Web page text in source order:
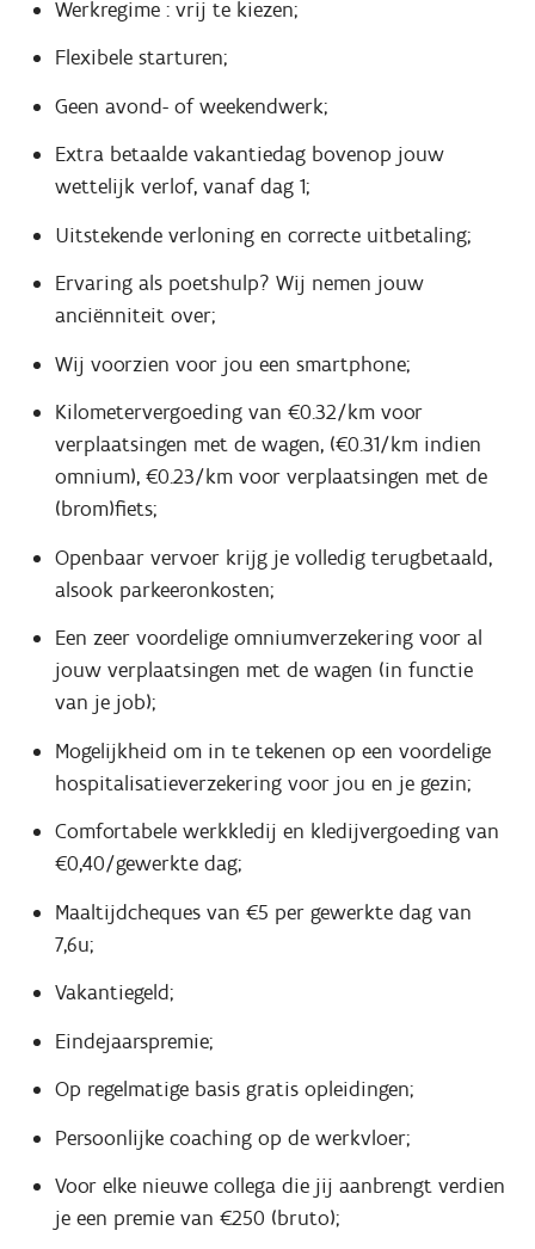
Werkregime : vrij te kiezen;
Flexibele starturen;
Geen avond- of weekendwerk;
Extra betaalde vakantiedag bovenop jouw
wettelijk verlof, vanaf dag 1;
Uitstekende verloning en correcte uitbetaling;
Ervaring als poetshulp? Wij nemen jouw
anciënniteit over;
Wij voorzien voor jou een smartphone;
Kilometervergoeding van €0.32/km voor
verplaatsingen met de wagen, (€0.31/km indien
omnium), €0.23/km voor verplaatsingen met de
(brom)fiets;
Openbaar vervoer krijg je volledig terugbetaald,
alsook parkeeronkosten;
Een zeer voordelige omniumverzekering voor al
jouw verplaatsingen met de wagen (in functie
van je job);
Mogelijkheid om in te tekenen op een voordelige
hospitalisatieverzekering voor jou en je gezin;
Comfortabele werkkledij en kledijvergoeding van
€0,40/gewerkte dag;
Maaltijdcheques van €5 per gewerkte dag van
7,6u;
Vakantiegeld;
Eindejaarspremie;
Op regelmatige basis gratis opleidingen;
Persoonlijke coaching op de werkvloer;
Voor elke nieuwe collega die jij aanbrengt verdien
je een premie van €250 (bruto);